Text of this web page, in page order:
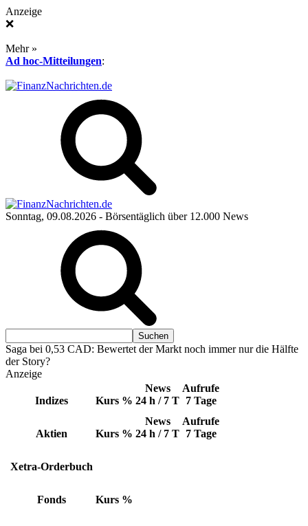
Anzeige
❌
Mehr »
Ad hoc-Mitteilungen:
Sonntag, 09.08.2026 - Börsentäglich über 12.000 News
Saga bei 0,53 CAD: Bewertet der Markt noch immer nur die Hälfte
der Story?
Anzeige
Indizes Kurs %
News
24 h / 7 T
Aufrufe
7 Tage
Aktien Kurs %
News
24 h / 7 T
Aufrufe
7 Tage
Xetra-Orderbuch
Fonds Kurs %